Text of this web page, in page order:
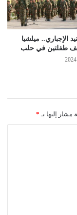
الإجباري.. ميلشيا
طفلتين في حلب
مشار إليها بـ *